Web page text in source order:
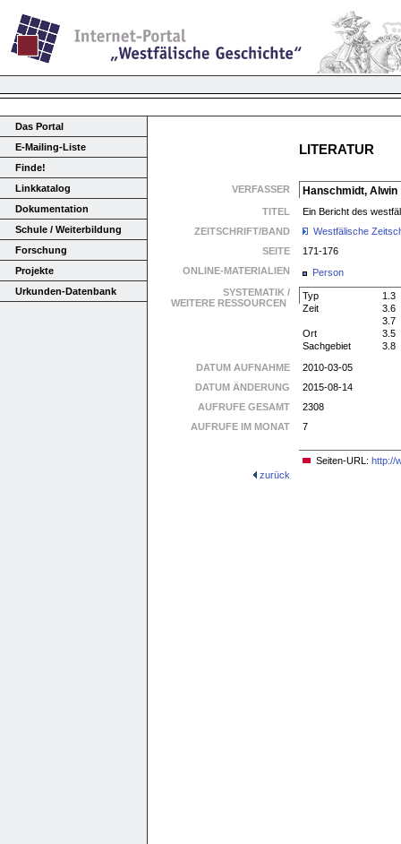
Das Portal
E-Mailing-Liste
Finde!
Linkkatalog
Dokumentation
Schule / Weiterbildung
Forschung
Projekte
Urkunden-Datenbank
LITERATUR
VERFASSER Hanschmidt, Alwin
TITEL
Ein Bericht des
ZEITSCHRIFT/BAND
Westfälische
SEITE
171-176
ONLINE-MATERIALIEN
Person
SYSTEMATIK /
WEITERE RESSOURCEN
Typ
1.3
Zeit
3.6
3.7
Ort
3.5
Sachgebiet
3.8
DATUM AUFNAHME
2010-03-05
DATUM ÄNDERUNG
2015-08-14
AUFRUFE GESAMT
2308
AUFRUFE IM MONAT
7
Seiten-URL: http://
zurück